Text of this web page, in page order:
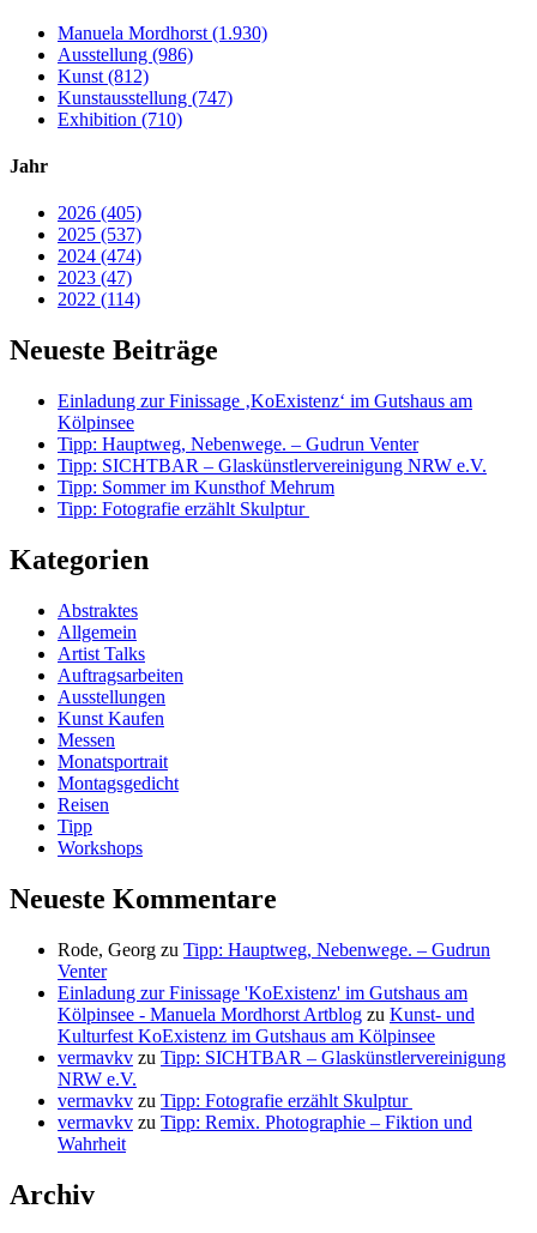
Manuela Mordhorst (1.930)
Ausstellung (986)
Kunst (812)
Kunstausstellung (747)
Exhibition (710)
Jahr
2026 (405)
2025 (537)
2024 (474)
2023 (47)
2022 (114)
Neueste Beiträge
Einladung zur Finissage ‚KoExistenz‘ im Gutshaus am
Kölpinsee
Tipp: Hauptweg, Nebenwege. – Gudrun Venter
Tipp: SICHTBAR – Glaskünstlervereinigung NRW e.V.
Tipp: Sommer im Kunsthof Mehrum
Tipp: Fotografie erzählt Skulptur
Kategorien
Abstraktes
Allgemein
Artist Talks
Auftragsarbeiten
Ausstellungen
Kunst Kaufen
Messen
Monatsportrait
Montagsgedicht
Reisen
Tipp
Workshops
Neueste Kommentare
Rode, Georg zu Tipp: Hauptweg, Nebenwege. – Gudrun
Venter
Einladung zur Finissage 'KoExistenz' im Gutshaus am
Kölpinsee - Manuela Mordhorst Artblog zu Kunst- und
Kulturfest KoExistenz im Gutshaus am Kölpinsee
vermavkv zu Tipp: SICHTBAR – Glaskünstlervereinigung
NRW e.V.
vermavkv zu Tipp: Fotografie erzählt Skulptur
vermavkv zu Tipp: Remix. Photographie – Fiktion und
Wahrheit
Archiv